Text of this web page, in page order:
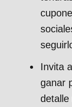
Invita
ganar
detalle